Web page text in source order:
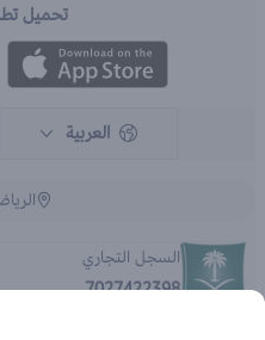
تحميل
العربية
السجل التجاري
7027422398